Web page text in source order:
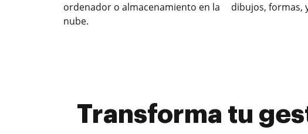
ordenador o almacenamiento en la
nube.
dibujos, formas,
Transforma tu